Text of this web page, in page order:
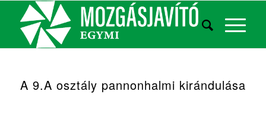
A 9.A osztály pannonhalmi kirándulása